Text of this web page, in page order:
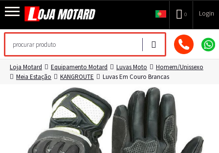
0 Login
Loja Motard Equipamento Motard Luvas Moto
Homem/Unissexo
Meia Estação
KANGROUTE Luvas Em Couro Brancas